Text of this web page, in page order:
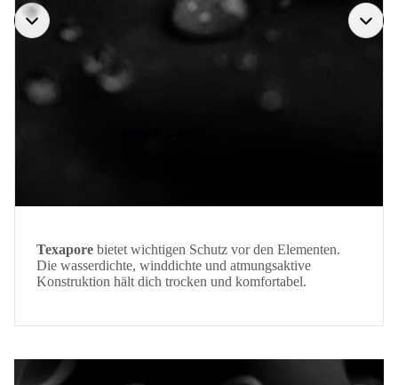
Texapore bietet wichtigen Schutz vor den Elementen.
Die wasserdichte, winddichte und atmungsaktive
Konstruktion hält dich trocken und komfortabel.